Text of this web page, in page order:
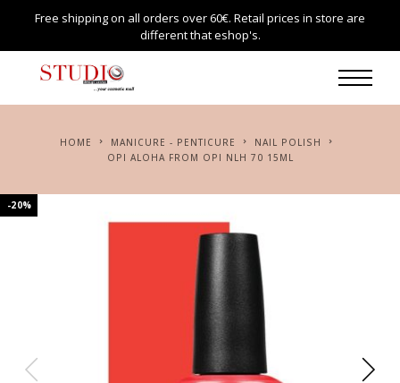
Free shipping on all orders over 60€. Retail prices in store are
different that eshop's.
HOME MANICURE - PENTICURE
NAIL POLISH
OPI ALOHA FROM OPI NLH 70 15ML
-20%